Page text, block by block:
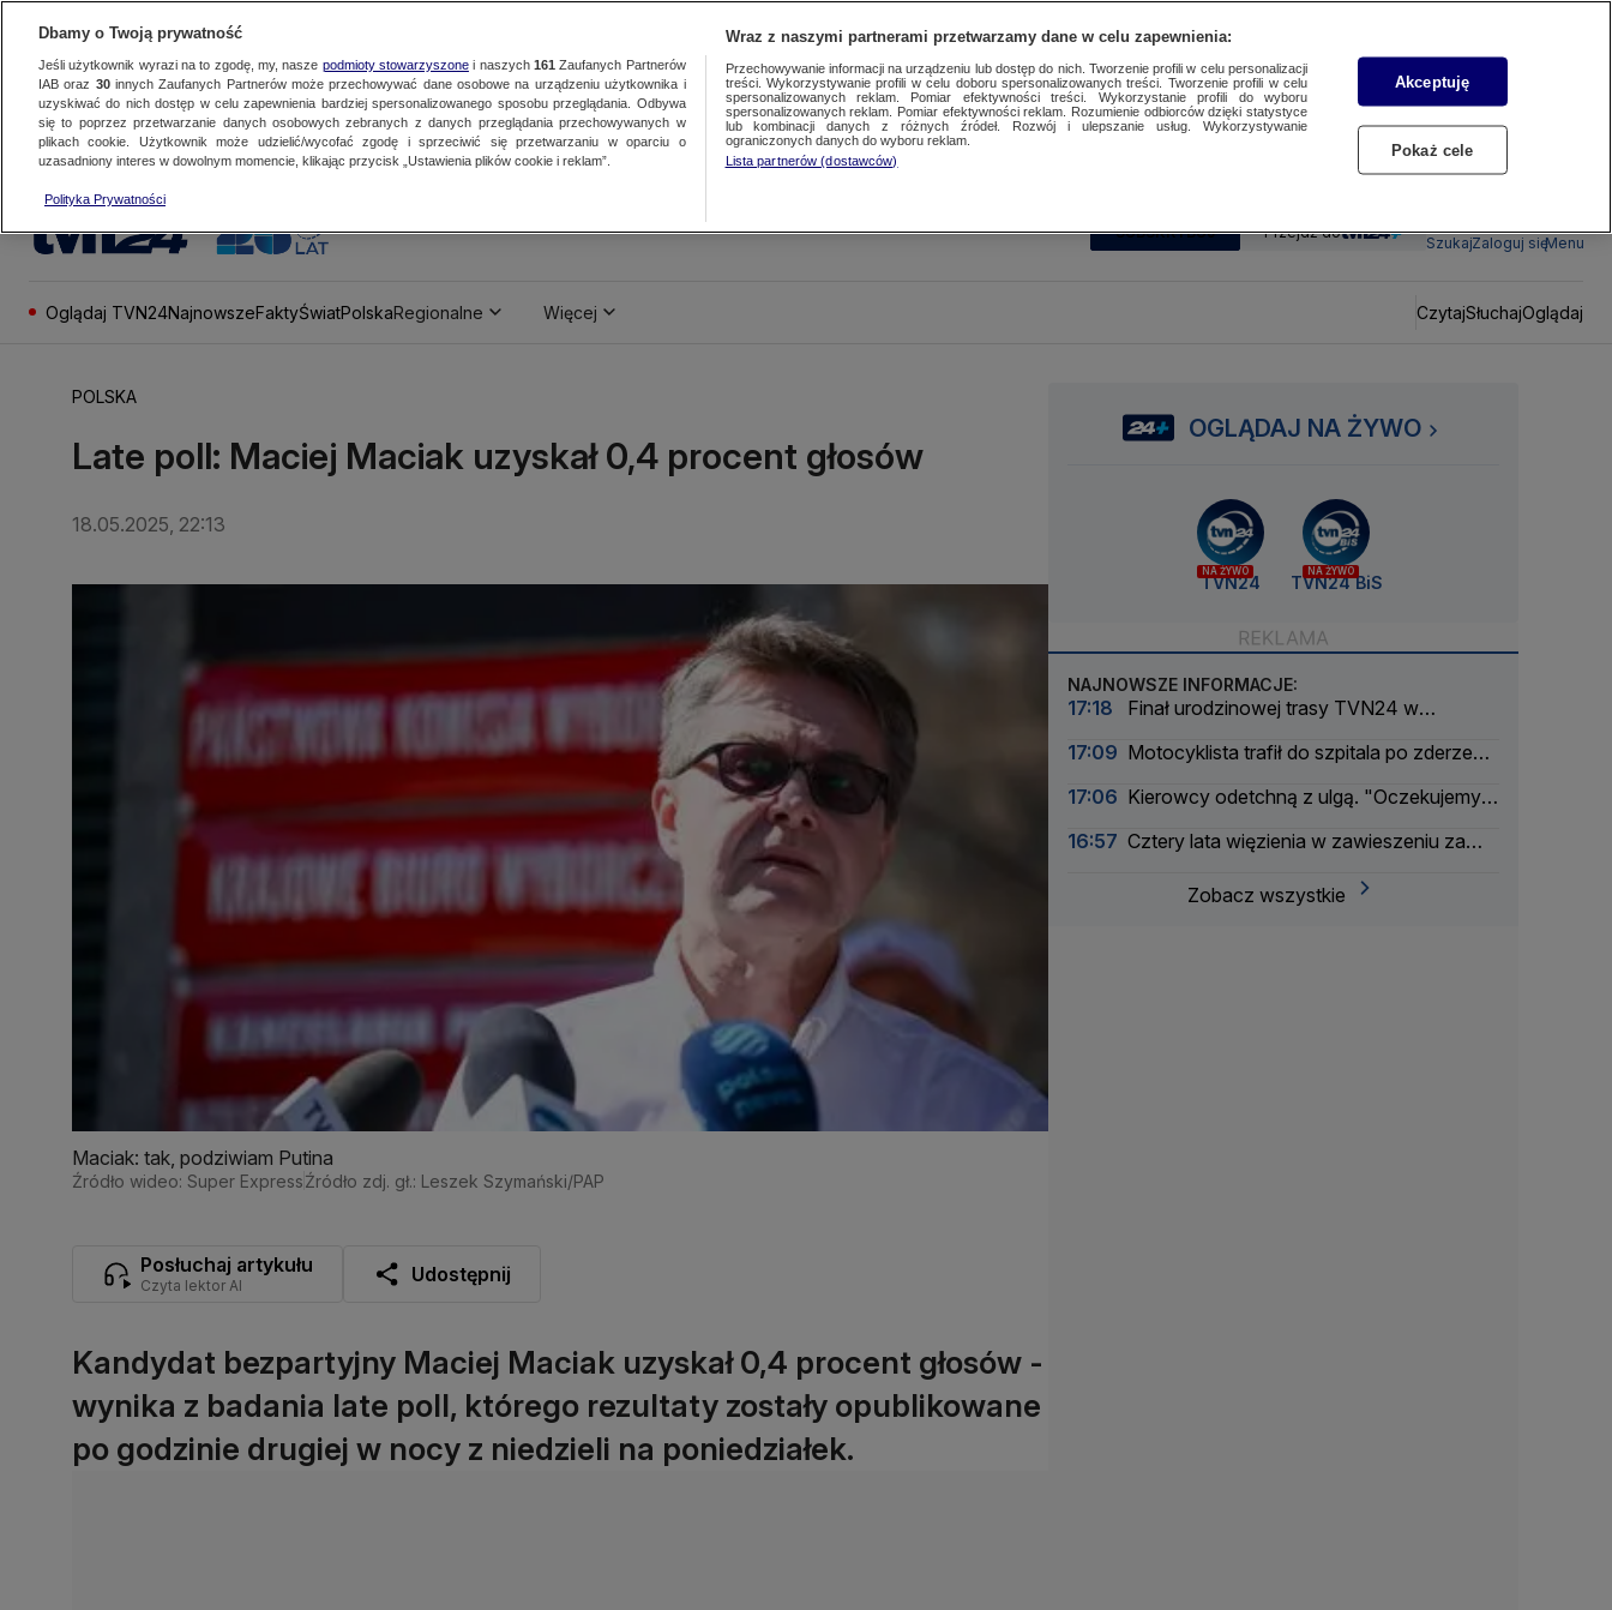
SUBSKRYBUJ Przejdź do
SzukajZaloguj sięMenu
Oglądaj TVN24NajnowszeFaktyŚwiatPolskaRegionalne Więcej CzytajSłuchajOglądaj
POLSKA
Late poll: Maciej Maciak uzyskał 0,4 procent głosów
18.05.2025, 22:13
Maciak: tak, podziwiam Putina
Źródło wideo: Super ExpressŹródło zdj. gł.: Leszek Szymański/PAP
Posłuchaj artykułu
Czyta lektor AI Udostępnij
Kandydat bezpartyjny Maciej Maciak uzyskał 0,4 procent głosów -
wynika z badania late poll, którego rezultaty zostały opublikowane
po godzinie drugiej w nocy z niedzieli na poniedziałek.
OGLĄDAJ NA ŻYWO
NA ŻYWO
TVN24
NA ŻYWO
TVN24 BiS
NAJNOWSZE INFORMACJE:
17:18
Finał urodzinowej trasy TVN24 w
17:09 Motocyklista trafił do szpitala po zderzeniu
17:06 Kierowcy odetchną z ulgą. "Oczekujemy
16:57 Cztery lata więzienia w zawieszeniu za
Zobacz wszystkie
Dbamy o Twoją prywatność
Jeśli użytkownik wyrazi na to zgodę, my, nasze podmioty stowarzyszonei naszych 161 Zaufanych Partnerów
IAB oraz 30innych Zaufanych Partnerów może przechowywać dane osobowe na urządzeniu użytkownika i
uzyskiwać do nich dostęp w celu zapewnienia bardziej spersonalizowanego sposobu przeglądania. Odbywa
się to poprzez przetwarzanie danych osobowych zebranych z danych przeglądania przechowywanych w
plikach cookie. Użytkownik może udzielić/wycofać zgodę i sprzeciwić się przetwarzaniu w oparciu o
uzasadniony interes w dowolnym momencie, klikając przycisk „Ustawienia plików cookie i reklam”.
Polityka Prywatności
Wraz z naszymi partnerami przetwarzamy dane w celu zapewnienia:
Przechowywanie informacji na urządzeniu lub dostęp do nich. Tworzenie profili w celu personalizacji
treści. Wykorzystywanie profili w celu doboru spersonalizowanych treści. Tworzenie profili w celu
spersonalizowanych reklam. Pomiar efektywności treści. Wykorzystanie profili do wyboru
spersonalizowanych reklam. Pomiar efektywności reklam. Rozumienie odbiorców dzięki statystyce
lub kombinacji danych z różnych źródeł. Rozwój i ulepszanie usług. Wykorzystywanie
ograniczonych danych do wyboru reklam.
Lista partnerów (dostawców)
Akceptuję
Pokaż cele